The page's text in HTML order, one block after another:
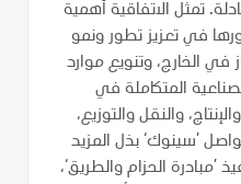
تمثل الاتفاقية أهمية
في تعزيز تطور ونمو
في الخارج، وتنويع موارد
المتكاملة في
والنقل والتوزيع،
’سينوك‘ بذل المزيد
الحزام والطريق‘،